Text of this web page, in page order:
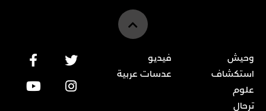
وحيش
استكشاف
علوم
ترحال
فيديو
عدسات عربية